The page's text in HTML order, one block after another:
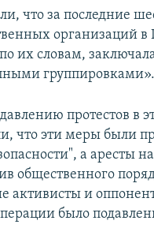
что за последние
организаций
их словам,
группировками».
протестов в
что эти меры были
а аресты
общественного
и
было